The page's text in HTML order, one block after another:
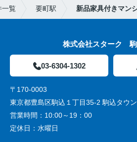
一覧 要町駅 新品家具付きマン
株式会社スターク
03-6304-1302
〒170-0003
東京都豊島区駒込１丁目35-2 駒込タウ
営業時間： 10:00～19：00
定休日： 水曜日